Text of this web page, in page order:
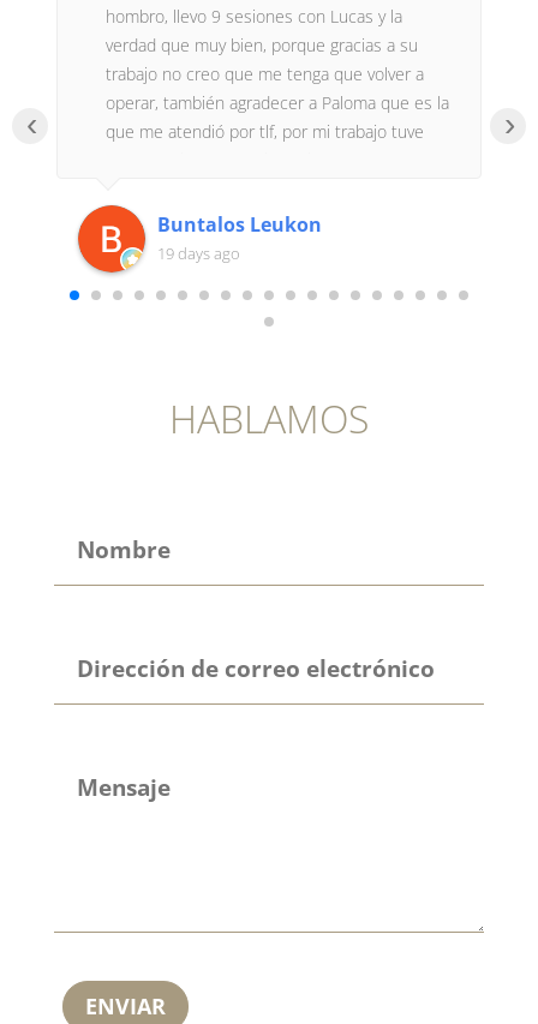
hombro, llevo 9 sesiones con Lucas y la
verdad que muy bien, porque gracias a su
trabajo no creo que me tenga que volver a
operar, también agradecer a Paloma que es la
que me atendió por tlf, por mi trabajo tuve
Buntalos Leukon
19 days ago
‹ ›
HABLAMOS
ENVIAR